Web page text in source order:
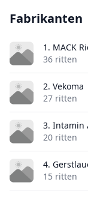
Fabrikanten
1. MACK
36 ritten
2. Vekoma
27 ritten
3. Intamin
20 ritten
4.
15 ritten